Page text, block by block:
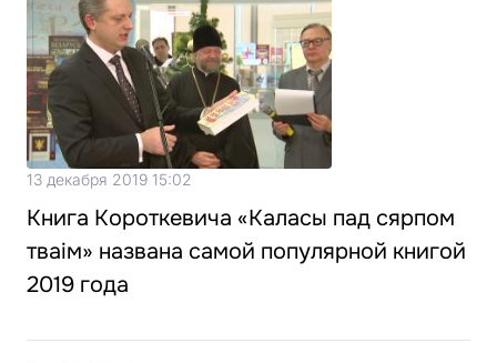
13 декабря 2019 15:02
Книга Короткевича «Каласы пад сярпом
тваім» названа самой популярной книгой
2019 года